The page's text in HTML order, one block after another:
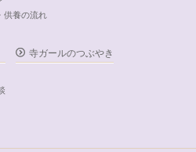
供養の流れ
寺ガールのつぶやき